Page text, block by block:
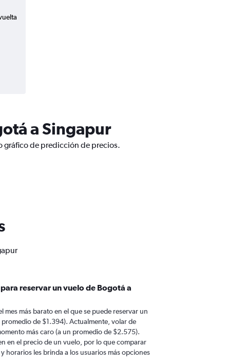
a Singapur
gráfico de predicción de precios.
reservar un vuelo de Bogotá a
mes más barato en el que se puede reservar un
de $1.394). Actualmente, volar de
más caro (a un promedio de $2.575).
en el precio de un vuelo, por lo que comparar
horarios les brinda a los usuarios más opciones